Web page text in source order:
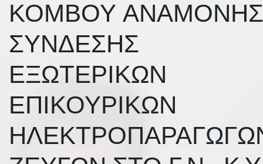
ΚΟΜΒΟΥ ΑΝΑΜΟΝΗΣ
ΣΥΝΔΕΣΗΣ
ΕΞΩΤΕΡΙΚΩΝ
ΕΠΙΚΟΥΡΙΚΩΝ